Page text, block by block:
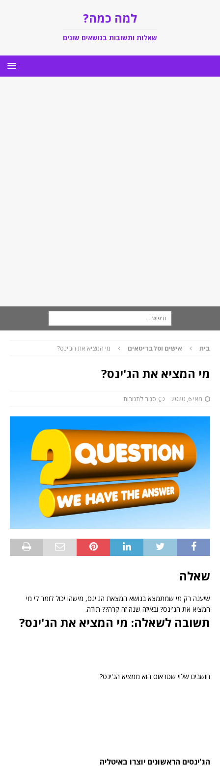
למה כמה?
שאלות ותשובות בנושאים שונים
בית אישים וסלבריטאים מי המציא את הג'ינס?
מי המציא את הג'ינס?
מאי 6, 2020 סגור לתגובות
שאלה
שיענה רק מי שמתמצא בנושא המצאת הג'ינס, מישהו יכול לומר לי מי
המציא את הג'ינס? ובאיזה שנה זה קרה?? תודה.
תשובה לשאלה: מי המציא את הג'ינס?
חושבים שלוי שטראוס הוא ממציא הג'ינס?
הג'ינסים הראשונים יוצרו באיטליה